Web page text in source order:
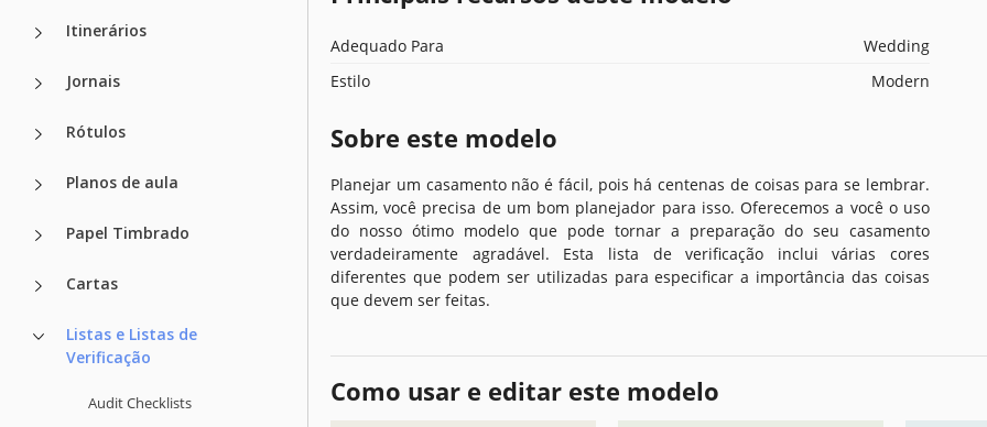
Itinerários
Jornais
Rótulos
Planos de aula
Papel Timbrado
Cartas
Listas e Listas de
Verificação
Audit Checklists
Adequado Para
Wedding
Estilo
Modern
Sobre este modelo
Planejar um casamento não é fácil, pois há centenas de coisas para se lembrar.
Assim, você precisa de um bom planejador para isso. Oferecemos a você o uso
do nosso ótimo modelo que pode tornar a preparação do seu casamento
verdadeiramente agradável. Esta lista de verificação inclui várias cores
diferentes que podem ser utilizadas para especificar a importância das coisas
que devem ser feitas.
Como usar e editar este modelo